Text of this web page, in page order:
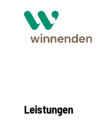
Leistungen